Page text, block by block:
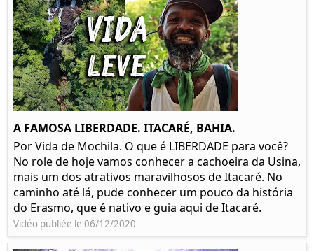
A FAMOSA LIBERDADE. ITACARÉ, BAHIA.
Por Vida de Mochila. O que é LIBERDADE para você?
No role de hoje vamos conhecer a cachoeira da Usina,
mais um dos atrativos maravilhosos de Itacaré. No
caminho até lá, pude conhecer um pouco da história
do Erasmo, que é nativo e guia aqui de Itacaré.
Vidéo publiée le 06/12/2020